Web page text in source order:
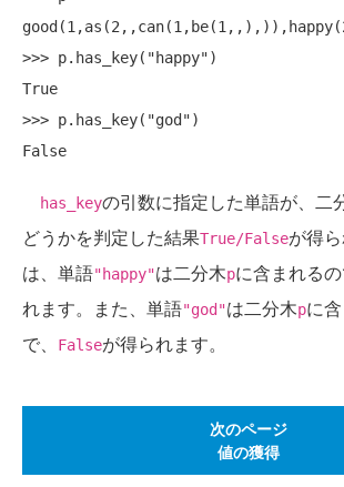
>>> p.has_key("happy")
True
>>> p.has_key("god")
has_keyの引数に指定した単語が、二
どうかを判定した結果True/Falseが得
は、単語"happy"は二分木pに含まれるの
れます。また、単語"god"は二分木pに
で、
Falseが得られます。
次のページ
値の獲得